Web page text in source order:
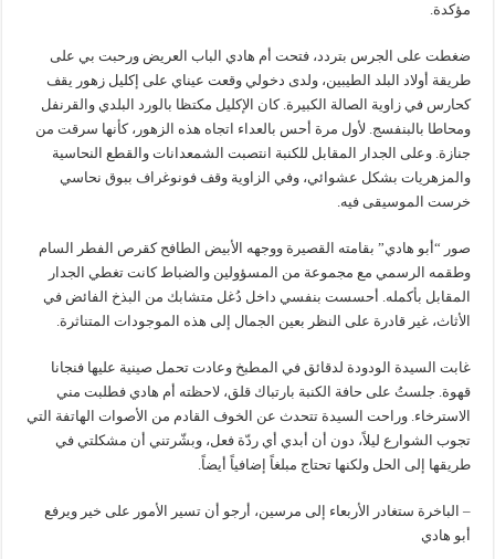
مؤكدة.
ضغطت على الجرس بتردد، فتحت أم هادي الباب العريض ورحبت بي على
طريقة أولاد البلد الطيبين، ولدى دخولي وقعت عيناي على إكليل زهور يقف
كحارس في زاوية الصالة الكبيرة. كان الإكليل مكتظا بالورد البلدي والقرنفل
ومحاطا بالبنفسج. لأول مرة أحس بالعداء اتجاه هذه الزهور، كأنها سرقت من
جنازة. وعلى الجدار المقابل للكنبة انتصبت الشمعدانات والقطع النحاسية
والمزهريات بشكل عشوائي، وفي الزاوية وقف فونوغراف ببوق نحاسي
خرست الموسيقى فيه.
صور “أبو هادي” بقامته القصيرة ووجهه الأبيض الطافح كقرص الفطر السام
وطقمه الرسمي مع مجموعة من المسؤولين والضباط كانت تغطي الجدار
المقابل بأكمله. أحسست بنفسي داخل دُغل متشابك من البذخ الفائض في
الأثاث، غير قادرة على النظر بعين الجمال إلى هذه الموجودات المتناثرة.
غابت السيدة الودودة لدقائق في المطبخ وعادت تحمل صينية عليها فنجانا
قهوة. جلستُ على حافة الكنبة بارتباك قلق، لاحظته أم هادي فطلبت مني
الاسترخاء. وراحت السيدة تتحدث عن الخوف القادم من الأصوات الهاتفة التي
تجوب الشوارع ليلاً، دون أن أبدي أي ردّة فعل، وبشّرتني أن مشكلتي في
طريقها إلى الحل ولكنها تحتاج مبلغاً إضافياً أيضاً.
– الباخرة ستغادر الأربعاء إلى مرسين، أرجو أن تسير الأمور على خير ويرفع
أبو هادي